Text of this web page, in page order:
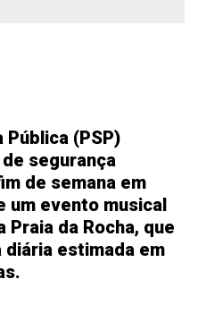
Pública (PSP)
segurança
de semana em
um evento musical
Praia da Rocha, que
estimada em